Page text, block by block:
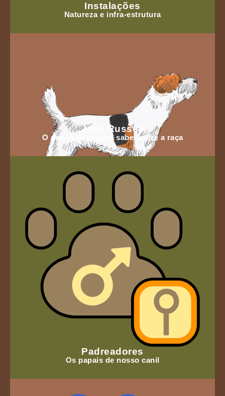
Instalações
Natureza e infra-estrutura
Jack Russell
O que você precisa sabersobre a raça
Padreadores
Os papais de nosso canil